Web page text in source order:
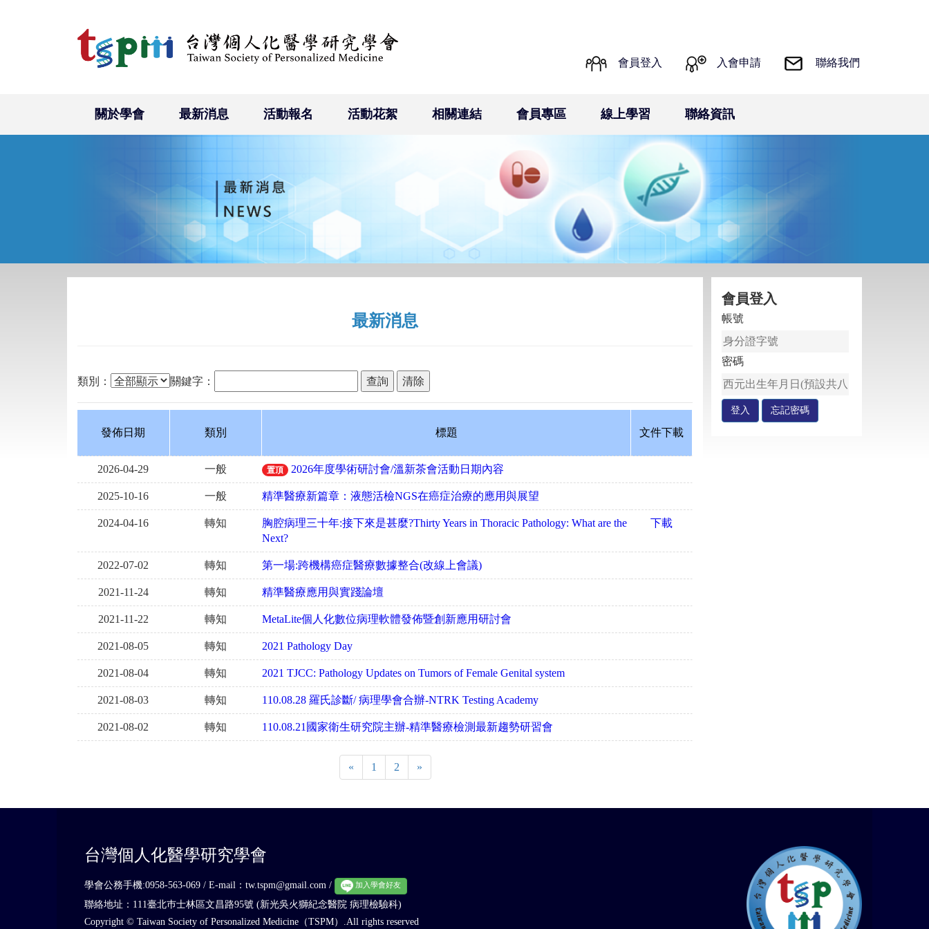
關於學會 最新消息 活動報名 活動花絮 相關連結 會員專區 線上學習 聯絡資訊
會員登入 入會申請 聯絡我們
會員登入
帳號
密碼
最新消息
類別 ： 關鍵字：
發佈日期 類別 標題 文件下載
2026-04-29 一般 置頂 2026年度學術研討會/溫新茶會活動日期內容
2025-10-16 一般 精準醫療新篇章：液態活檢NGS在癌症治療的應用與展望
2024-04-16 轉知
胸腔病理三十年:接下來是甚麼?Thirty Years in Thoracic Pathology: What are the
Next?
下載
2022-07-02 轉知 第一場:跨機構癌症醫療數據整合(改線上會議)
2021-11-24 轉知 精準醫療應用與實踐論壇
2021-11-22 轉知 MetaLite個人化數位病理軟體發佈暨創新應用研討會
2021-08-05 轉知 2021 Pathology Day
2021-08-04 轉知 2021 TJCC: Pathology Updates on Tumors of Female Genital system
2021-08-03 轉知 110.08.28 羅氏診斷/ 病理學會合辦-NTRK Testing Academy
2021-08-02 轉知 110.08.21國家衛生研究院主辦-精準醫療檢測最新趨勢研習會
« 1 2 »
台灣個人化醫學研究學會
學會公務手機:0958-563-069 / E-mail：tw.tspm@gmail.com / 加入學會好友
聯絡地址：111臺北巿士林區文昌路95號 (新光吳火獅紀念醫院 病理檢驗科)
Copyright © Taiwan Society of Personalized Medicine（TSPM）.All rights reserved